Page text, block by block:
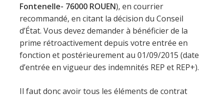
Fontenelle- 76000 ROUEN), en courrier
recommandé, en citant la décision du Conseil
d’État. Vous devez demander à bénéficier de la
prime rétroactivement depuis votre entrée en
fonction et postérieurement au 01/09/2015 (date
d’entrée en vigueur des indemnités REP et REP+).
Il faut donc avoir tous les éléments de contrat